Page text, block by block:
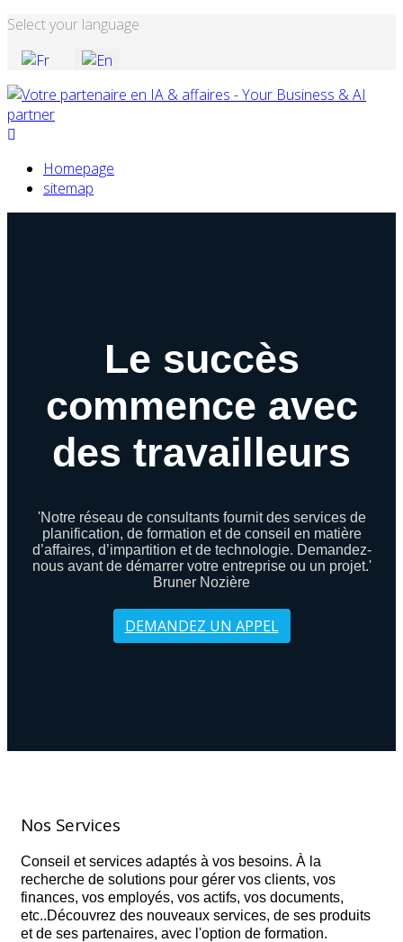
Select your language
Homepage
sitemap
Le succès
commence avec
des travailleurs
'Notre réseau de consultants fournit des services de
planification, de formation et de conseil en matière
d’affaires, d’impartition et de technologie. Demandez-
nous avant de démarrer votre entreprise ou un projet.'
Bruner Nozière
DEMANDEZ UN APPEL
Nos Services
Conseil et services adaptés à vos besoins. À la
recherche de solutions pour gérer vos clients, vos
finances, vos employés, vos actifs, vos documents,
etc..Découvrez des nouveaux services, de ses produits
et de ses partenaires, avec l'option de formation.